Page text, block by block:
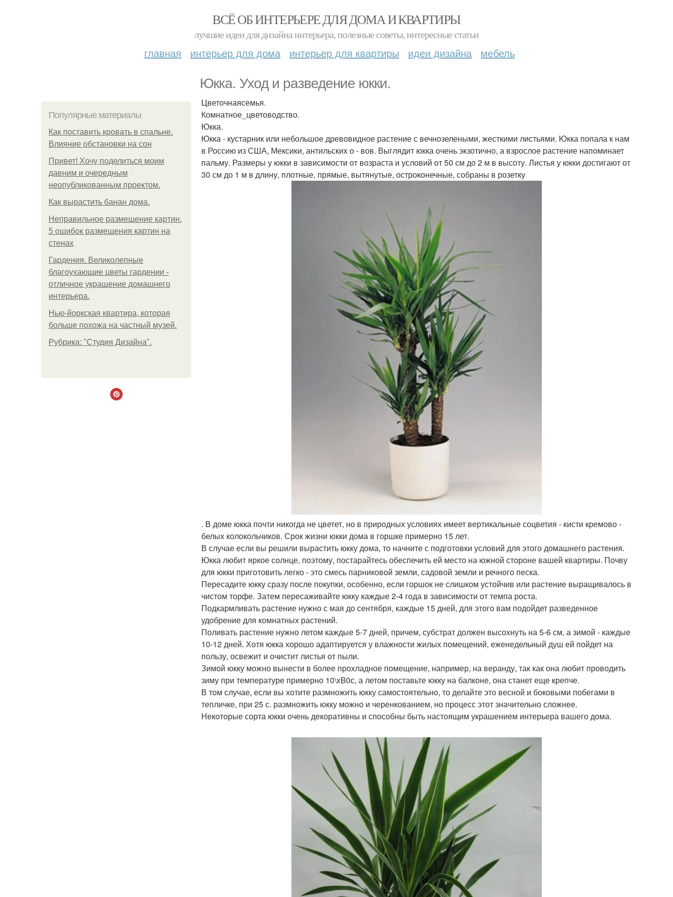
ВСЁ ОБ ИНТЕРЬЕРЕ ДЛЯ ДОМА И КВАРТИРЫ
лучшие идеи для дизайна интерьера, полезные советы, интересные статьи
главная интерьер для дома интерьер для квартиры идеи дизайна мебель
Юкка. Уход и разведение юкки.
Популярные материалы
Как поставить кровать в спальне.
Влияние обстановки на сон
Привет! Хочу поделиться моим
давним и очередным
неопубликованным проектом.
Как вырастить банан дома.
Неправильное размещение картин.
5 ошибок размещения картин на
стенах
Гардения. Великолепные
благоухающие цветы гардении -
отличное украшение домашнего
интерьера.
Нью-йоркская квартира, которая
больше похожа на частный музей.
Рубрика: "Студия Дизайна".
Цветочнаясемья.
Комнатное_цветоводство.
Юкка.
Юкка - кустарник или небольшое древовидное растение с вечнозелеными, жесткими листьями. Юкка попала к нам
в Россию из США, Мексики, антильских о - вов. Выглядит юкка очень экзотично, а взрослое растение напоминает
пальму. Размеры у юкки в зависимости от возраста и условий от 50 см до 2 м в высоту. Листья у юкки достигают от
30 см до 1 м в длину, плотные, прямые, вытянутые, остроконечные, собраны в розетку
. В доме юкка почти никогда не цветет, но в природных условиях имеет вертикальные соцветия - кисти кремово -
белых колокольчиков. Срок жизни юкки дома в горшке примерно 15 лет.
В случае если вы решили вырастить юкку дома, то начните с подготовки условий для этого домашнего растения.
Юкка любит яркое солнце, поэтому, постарайтесь обеспечить ей место на южной стороне вашей квартиры. Почву
для юкки приготовить легко - это смесь парниковой земли, садовой земли и речного песка.
Пересадите юкку сразу после покупки, особенно, если горшок не слишком устойчив или растение выращивалось в
чистом торфе. Затем пересаживайте юкку каждые 2-4 года в зависимости от темпа роста.
Подкармливать растение нужно с мая до сентября, каждые 15 дней, для этого вам подойдет разведенное
удобрение для комнатных растений.
Поливать растение нужно летом каждые 5-7 дней, причем, субстрат должен высохнуть на 5-6 см, а зимой - каждые
10-12 дней. Хотя юкка хорошо адаптируется у влажности жилых помещений, еженедельный душ ей пойдет на
пользу, освежит и очистит листья от пыли.
Зимой юкку можно вынести в более прохладное помещение, например, на веранду, так как она любит проводить
зиму при температуре примерно 10\xB0с, а летом поставьте юкку на балконе, она станет еще крепче.
В том случае, если вы хотите размножить юкку самостоятельно, то делайте это весной и боковыми побегами в
тепличке, при 25 с. размножить юкку можно и черенкованием, но процесс этот значительно сложнее.
Некоторые сорта юкки очень декоративны и способны быть настоящим украшением интерьера вашего дома.